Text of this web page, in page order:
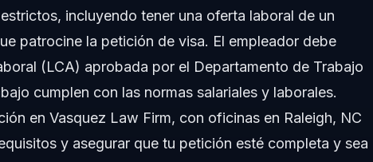
incluyendo tener una oferta laboral de un
patrocine la petición de visa. El empleador debe
(LCA) aprobada por el Departamento de Trabajo
cumplen con las normas salariales y laborales.
en Vasquez Law Firm, con oficinas en Raleigh, NC
y asegurar que tu petición esté completa y sea